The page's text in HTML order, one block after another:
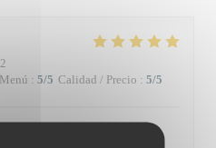
Menú : 5/5 Calidad / Precio : 5/5
!